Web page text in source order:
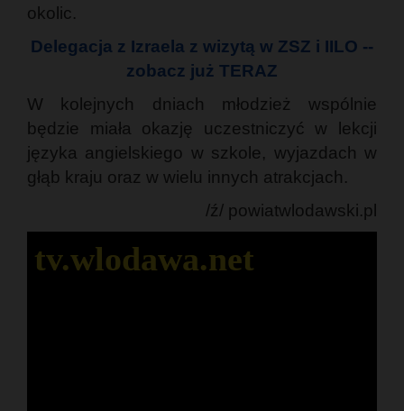
okolic.
Delegacja z Izraela z wizytą w ZSZ i IILO --
zobacz już TERAZ
W kolejnych dniach młodzież wspólnie
będzie miała okazję uczestniczyć w lekcji
języka angielskiego w szkole, wyjazdach w
głąb kraju oraz w wielu innych atrakcjach.
/ź/ powiatwlodawski.pl
tv.wlodawa.net